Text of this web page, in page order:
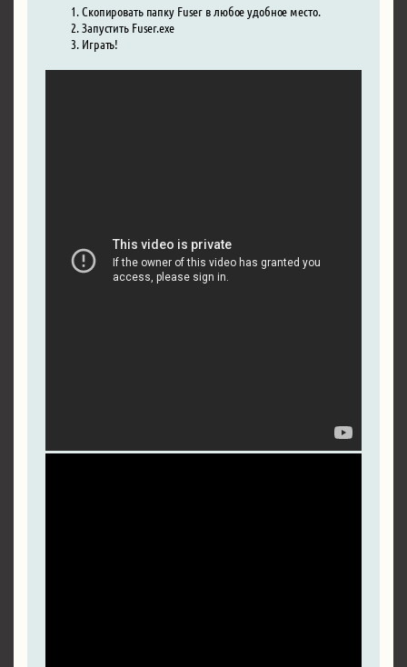
Скопировать папку Fuser в любое удобное место.
Запустить Fuser.exe
Играть!